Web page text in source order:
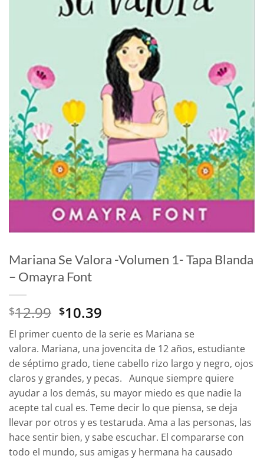
Mariana Se Valora -Volumen 1- Tapa Blanda
– Omayra Font
$12.99 El
precio
original
era:
$12.99.
$10.39
precio
actual
es:
$10.39.
El primer cuento de la serie es Mariana se
valora. Mariana, una jovencita de 12 años, estudiante
de séptimo grado, tiene cabello rizo largo y negro, ojos
claros y grandes, y pecas. Aunque siempre quiere
ayudar a los demás, su mayor miedo es que nadie la
acepte tal cual es. Teme decir lo que piensa, se deja
llevar por otros y es testaruda. Ama a las personas, las
hace sentir bien, y sabe escuchar. El compararse con
todo el mundo, sus amigas y hermana ha causado